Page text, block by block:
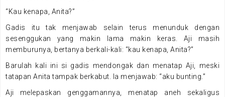
“Kau kenapa, Anita?”
Gadis itu tak menjawab selain terus menunduk dengan
sesenggukan yang makin lama makin keras. Aji masih
memburunya, bertanya berkali-kali: “kau kenapa, Anita?”
Barulah kali ini si gadis mendongak dan menatap Aji, meski
tatapan Anita tampak berkabut. Ia menjawab: “aku bunting.”
Aji melepaskan genggamannya, menatap aneh sekaligus